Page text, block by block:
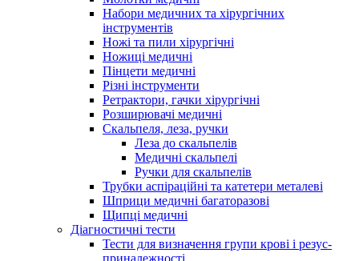
Набори медичних та хірургічних
інструментів
Ножі та пили хірургічні
Ножиці медичні
Пінцети медичні
Різні інструменти
Ретрактори, гачки хірургічні
Розширювачі медичні
Скальпеля, леза, ручки
Леза до скальпелів
Медичні скальпелі
Ручки для скальпелів
Трубки аспіраційні та катетери металеві
Шприци медичні багаторазові
Щипці медичні
Діагностичні тести
Тести для визначення групи крові і резус-